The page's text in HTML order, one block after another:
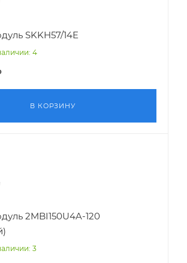
SKKH57/14E
4
В КОРЗИНУ
2MBI150U4A-120
3